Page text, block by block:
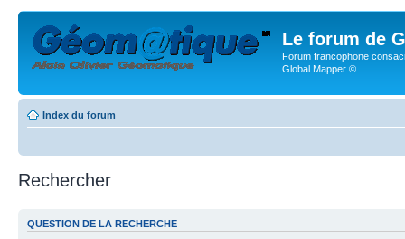
Le forum de
Forum francophone
Global Mapper ©
Index du forum
Rechercher
QUESTION DE LA RECHERCHE